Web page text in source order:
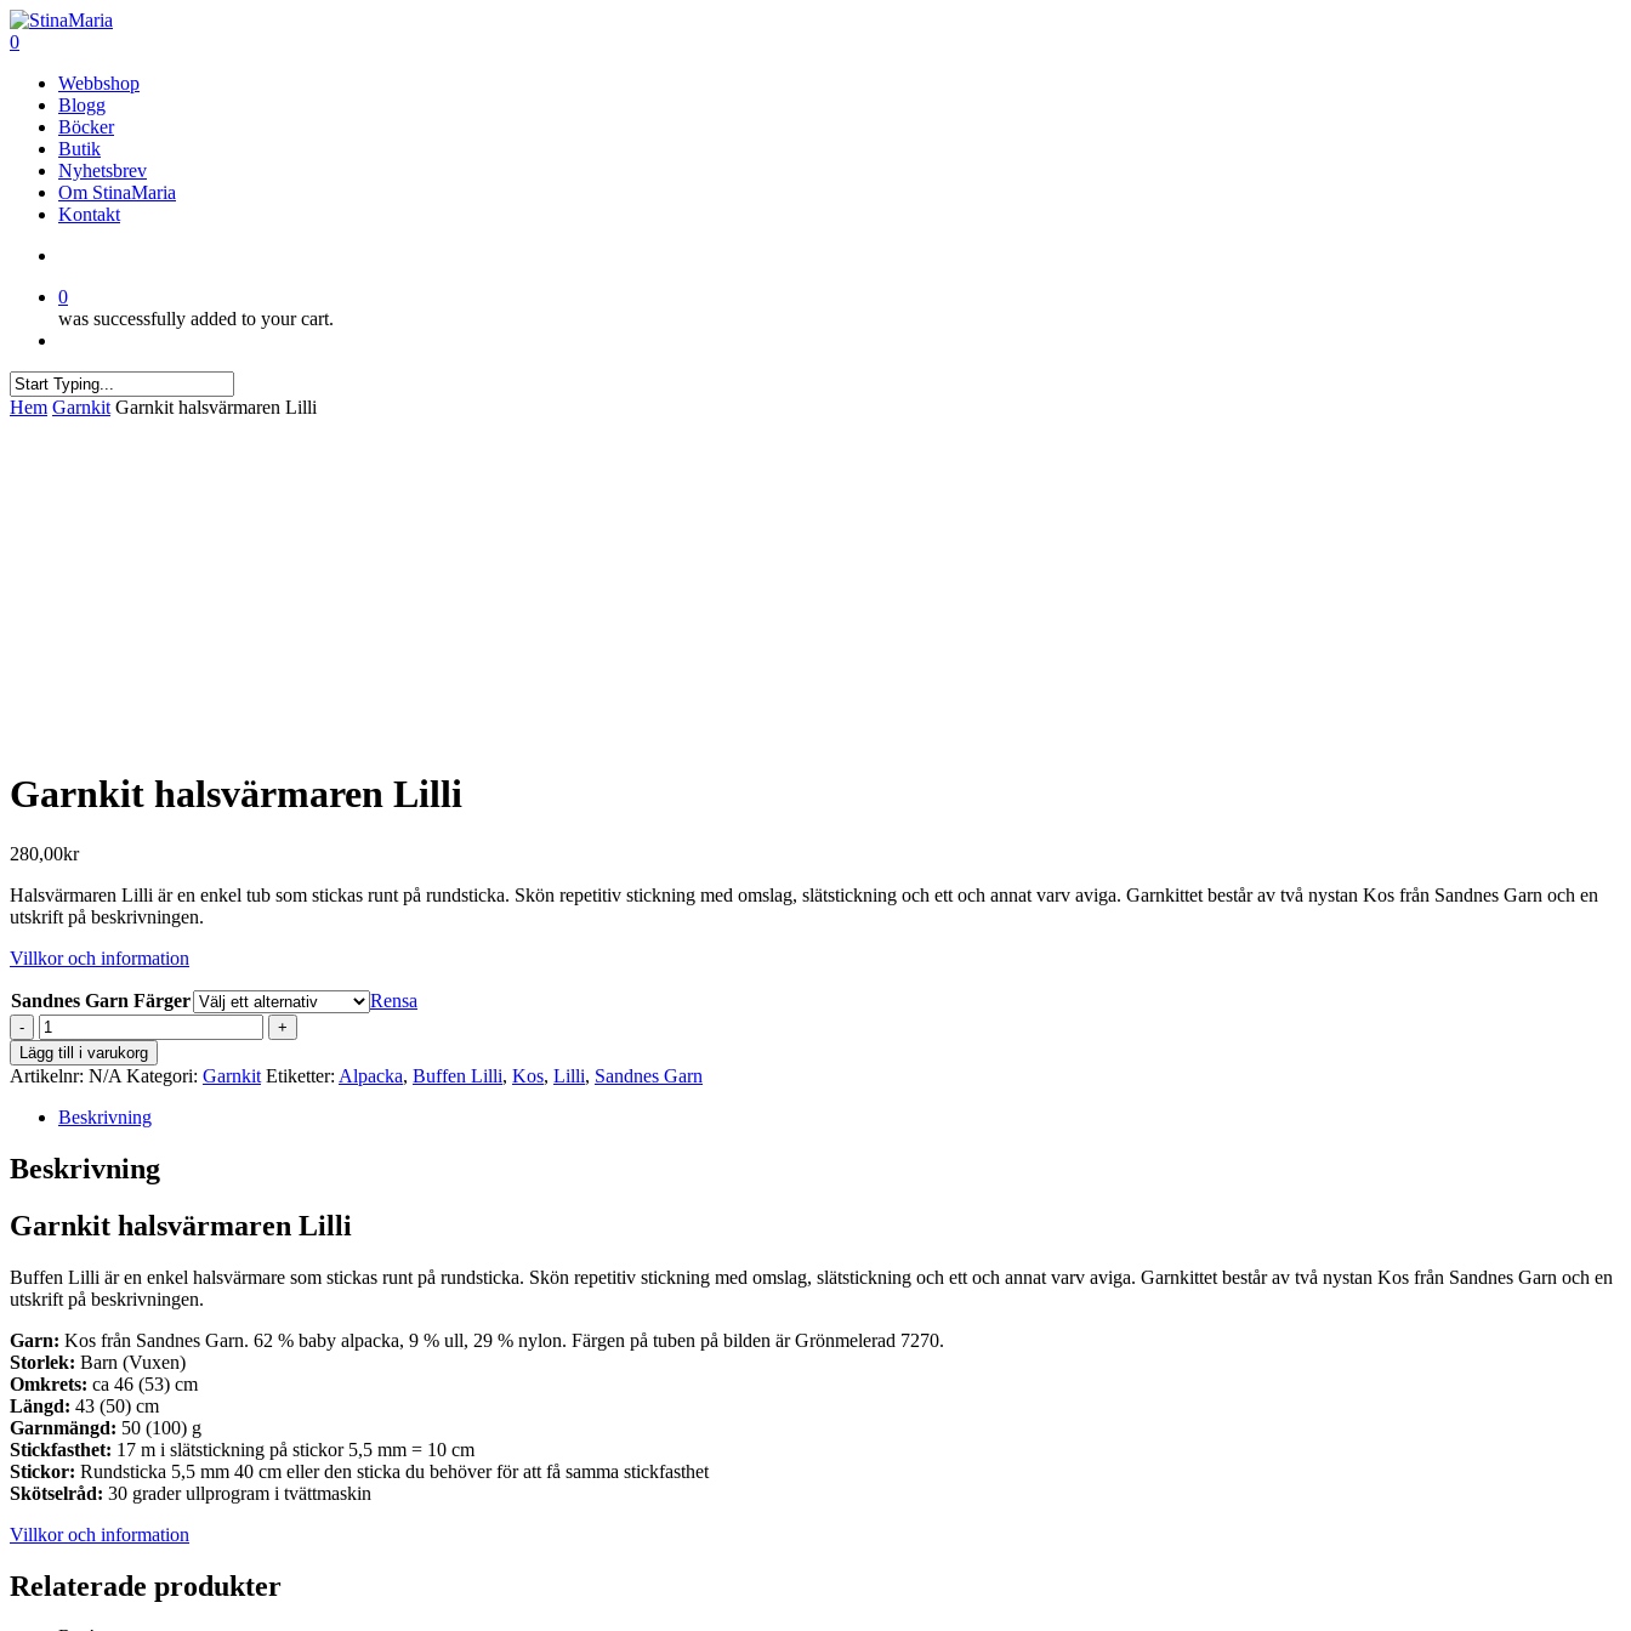
Skip
to
content
search
0
Webbshop
Blogg
Böcker
Butik
Nyhetsbrev
Om StinaMaria
Kontakt
0
was successfully added to your cart.
Close
Hem Garnkit Garnkit halsvärmaren Lilli
Garnkit halsvärmaren Lilli
280,00kr
Halsvärmaren Lilli är en enkel tub som stickas runt på rundsticka. Skön repetitiv stickning med omslag, slätstickning och ett och annat varv aviga. Garnkittet består av två nystan Kos från Sandnes Garn och en
utskrift på beskrivningen.
Villkor och information
Sandnes Garn Färger
Rensa
Garnkit
halsvärmaren
Lilli
mängd
Lägg till i varukorg
Artikelnr: N/A Kategori: Garnkit Etiketter: Alpacka, Buffen Lilli, Kos, Lilli, Sandnes Garn
Beskrivning
Beskrivning
Garnkit halsvärmaren Lilli
Buffen Lilli är en enkel halsvärmare som stickas runt på rundsticka. Skön repetitiv stickning med omslag, slätstickning och ett och annat varv aviga. Garnkittet består av två nystan Kos från Sandnes Garn och en
utskrift på beskrivningen.
Garn: Kos från Sandnes Garn. 62 % baby alpacka, 9 % ull, 29 % nylon. Färgen på tuben på bilden är Grönmelerad 7270.
Storlek: Barn (Vuxen)
Omkrets: ca 46 (53) cm
Längd: 43 (50) cm
Garnmängd: 50 (100) g
Stickfasthet: 17 m i slät­stickning på stickor 5,5 mm = 10 cm
Stickor: Rundsticka 5,5 mm 40 cm eller den sticka du behöver för att få samma stickfasthet
Skötselråd: 30 grader ullprogram i tvättmaskin
Villkor och information
Relaterade produkter